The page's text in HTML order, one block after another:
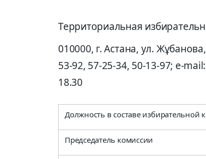
Территориальная
010000, г. Астана, ул.
53-92, 57-25-34, 50-13-97; e-
18.30
Должность в составе избирательной
Председатель комиссии